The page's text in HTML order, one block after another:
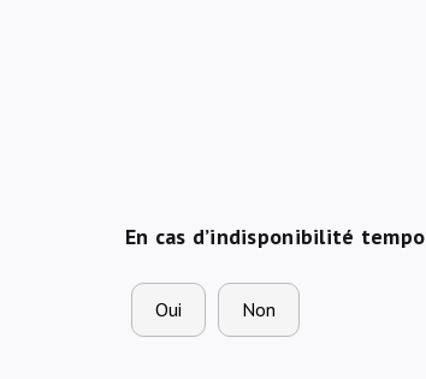
En cas d’indisponibilité
Oui Non